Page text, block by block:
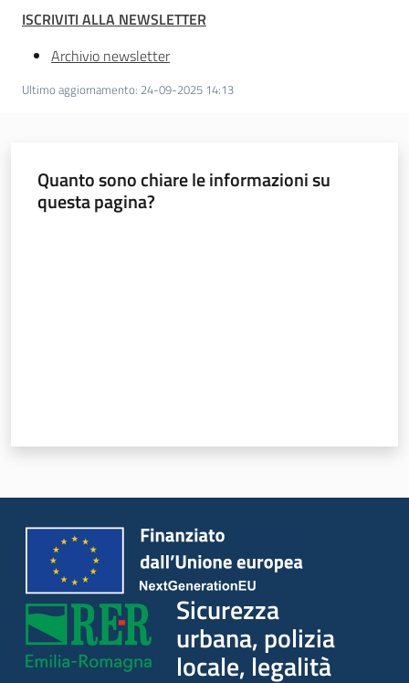
locale,
Argomenti
Servizi
ISCRIVITI ALLA NEWSLETTER
Archivio newsletter
Ultimo aggiornamento: 24-09-2025 14:13
Quanto sono chiare le informazioni su
questa pagina?
Sicurezza
urbana, polizia
locale, legalità